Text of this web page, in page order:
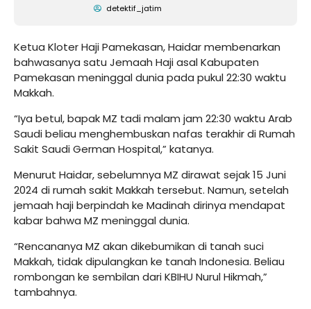
detektif_jatim
Ketua Kloter Haji Pamekasan, Haidar membenarkan
bahwasanya satu Jemaah Haji asal Kabupaten
Pamekasan meninggal dunia pada pukul 22:30 waktu
Makkah.
“Iya betul, bapak MZ tadi malam jam 22:30 waktu Arab
Saudi beliau menghembuskan nafas terakhir di Rumah
Sakit Saudi German Hospital,” katanya.
Menurut Haidar, sebelumnya MZ dirawat sejak 15 Juni
2024 di rumah sakit Makkah tersebut. Namun, setelah
jemaah haji berpindah ke Madinah dirinya mendapat
kabar bahwa MZ meninggal dunia.
“Rencananya MZ akan dikebumikan di tanah suci
Makkah, tidak dipulangkan ke tanah Indonesia. Beliau
rombongan ke sembilan dari KBIHU Nurul Hikmah,”
tambahnya.